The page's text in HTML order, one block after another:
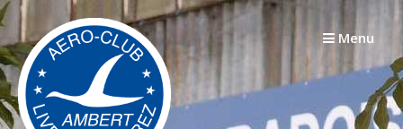
Passer
contenu
Menu